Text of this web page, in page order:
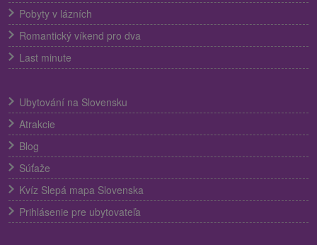
Pobyty v lázních
Romantický víkend pro dva
Last minute
Ubytování na Slovensku
Atrakcie
Blog
Súťaže
Kvíz Slepá mapa Slovenska
Prihlásenie pre ubytovateľa